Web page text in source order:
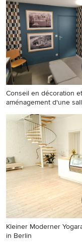
grauer Wandfarbe
grauem Boden in
Conseil en décoration et
aménagement d'une
Multifunktionaler,
Mittelgroßer Uriger
Fitnessraum mit blauer
Wandfarbe,
grauem Boden in
Kleiner Moderner
in Berlin